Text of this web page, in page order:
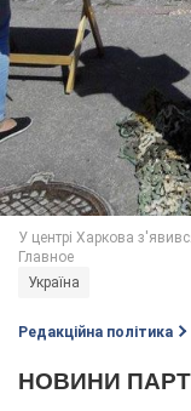
Україна
Редакційна політика